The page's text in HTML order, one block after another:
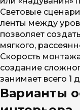
Световые
ленты между
позволяет
мягкого,
Скорость
создание
занимает всего 1
Варианты